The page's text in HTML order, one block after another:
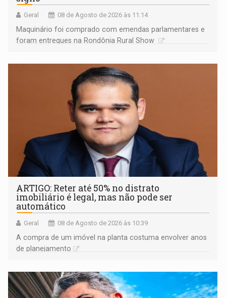
Geral 08 de Agosto de 2026 às 11:14
Maquinário foi comprado com emendas parlamentares e
foram entregues na Rondônia Rural Show
ARTIGO: Reter até 50% no distrato
imobiliário é legal, mas não pode ser
automático
Geral 08 de Agosto de 2026 às 10:39
A compra de um imóvel na planta costuma envolver anos
de planejamento